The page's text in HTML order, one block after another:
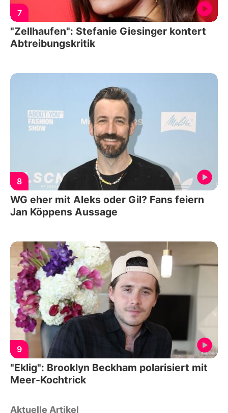
7
"Zellhaufen": Stefanie Giesinger kontert
Abtreibungskritik
8
WG eher mit Aleks oder Gil? Fans feiern
Jan Köppens Aussage
9
"Eklig": Brooklyn Beckham polarisiert mit
Meer-Kochtrick
Aktuelle Artikel